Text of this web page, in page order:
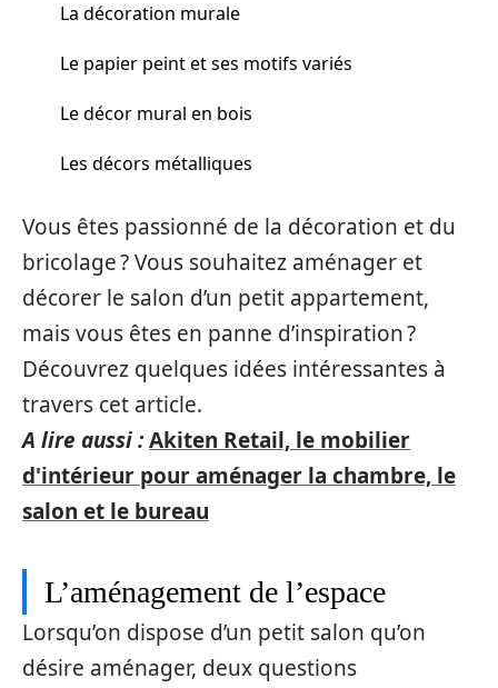
La décoration murale
Le papier peint et ses motifs variés
Le décor mural en bois
Les décors métalliques
Vous êtes passionné de la décoration et du
bricolage ? Vous souhaitez aménager et
décorer le salon d’un petit appartement,
mais vous êtes en panne d’inspiration ?
Découvrez quelques idées intéressantes à
travers cet article.
A lire aussi :Akiten Retail, le mobilier
d'intérieur pour aménager la chambre, le
salon et le bureau
L’aménagement de l’espace
Lorsqu’on dispose d’un petit salon qu’on
désire aménager, deux questions